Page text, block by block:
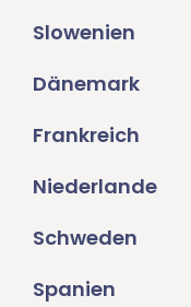
Slowenien
Dänemark
Frankreich
Niederlande
Schweden
Spanien